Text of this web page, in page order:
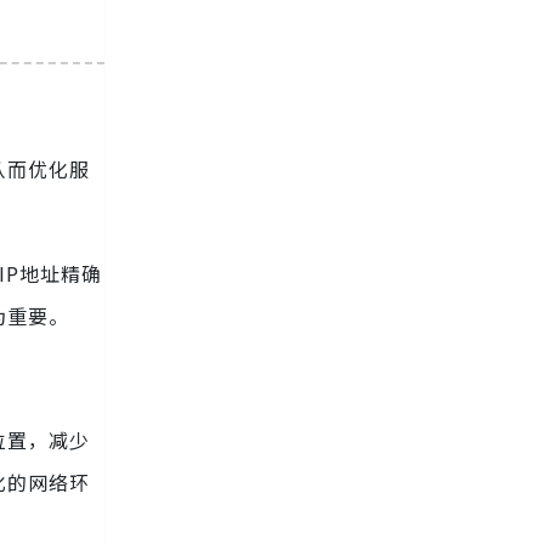
优化服
地址精确
要。
，减少
网络环